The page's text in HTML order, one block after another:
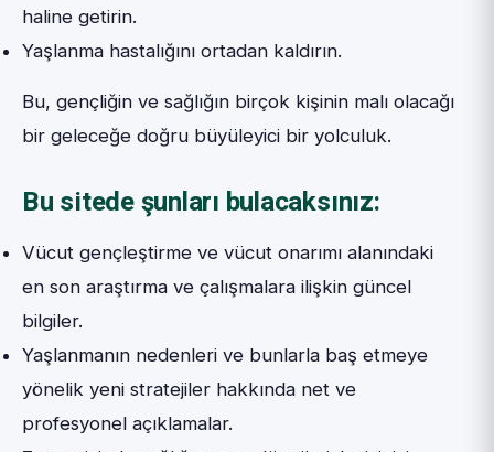
haline getirin.
Yaşlanma hastalığını ortadan kaldırın.
Bu, gençliğin ve sağlığın birçok kişinin malı olacağı
bir geleceğe doğru büyüleyici bir yolculuk.
Bu sitede şunları bulacaksınız:
Vücut gençleştirme ve vücut onarımı alanındaki
en son araştırma ve çalışmalara ilişkin güncel
bilgiler.
Yaşlanmanın nedenleri ve bunlarla baş etmeye
yönelik yeni stratejiler hakkında net ve
profesyonel açıklamalar.